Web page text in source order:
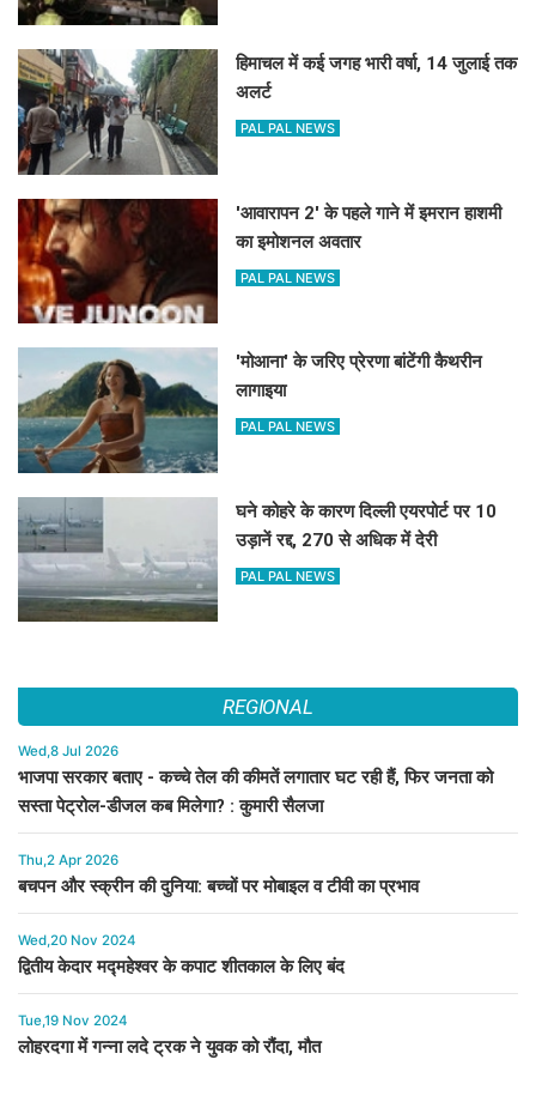
हिमाचल में कई जगह भारी वर्षा, 14 जुलाई तक
अलर्ट
PAL PAL NEWS
'आवारापन 2' के पहले गाने में इमरान हाशमी
का इमोशनल अवतार
PAL PAL NEWS
'मोआना' के जरिए प्रेरणा बांटेंगी कैथरीन
लागाइया
PAL PAL NEWS
घने कोहरे के कारण दिल्ली एयरपोर्ट पर 10
उड़ानें रद्द, 270 से अधिक में देरी
PAL PAL NEWS
REGIONAL
Wed,8 Jul 2026
भाजपा सरकार बताए - कच्चे तेल की कीमतें लगातार घट रही हैं, फिर जनता को
सस्ता पेट्रोल-डीजल कब मिलेगा? : कुमारी सैलजा
Thu,2 Apr 2026
बचपन और स्क्रीन की दुनिया: बच्चों पर मोबाइल व टीवी का प्रभाव
Wed,20 Nov 2024
द्वितीय केदार मद्महेश्वर के कपाट शीतकाल के लिए बंद
Tue,19 Nov 2024
लोहरदगा में गन्ना लदे ट्रक ने युवक को रौंदा, मौत